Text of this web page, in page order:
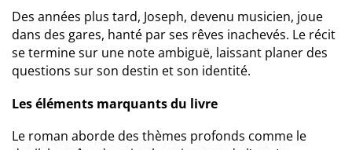
Des années plus tard, Joseph, devenu musicien, joue
dans des gares, hanté par ses rêves inachevés. Le récit
se termine sur une note ambiguë, laissant planer des
questions sur son destin et son identité.
Les éléments marquants du livre
Le roman aborde des thèmes profonds comme le